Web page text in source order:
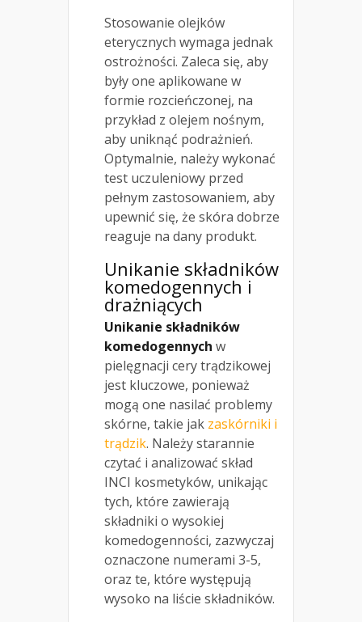
Stosowanie olejków
eterycznych wymaga jednak
ostrożności. Zaleca się, aby
były one aplikowane w
formie rozcieńczonej, na
przykład z olejem nośnym,
aby uniknąć podrażnień.
Optymalnie, należy wykonać
test uczuleniowy przed
pełnym zastosowaniem, aby
upewnić się, że skóra dobrze
reaguje na dany produkt.
Unikanie składników
komedogennych i
drażniących
Unikanie składników
komedogennych w
pielęgnacji cery trądzikowej
jest kluczowe, ponieważ
mogą one nasilać problemy
skórne, takie jak zaskórniki i
trądzik. Należy starannie
czytać i analizować skład
INCI kosmetyków, unikając
tych, które zawierają
składniki o wysokiej
komedogenności, zazwyczaj
oznaczone numerami 3-5,
oraz te, które występują
wysoko na liście składników.